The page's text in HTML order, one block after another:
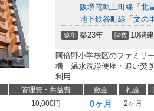
阪堺電軌上町線 「 北
地下鉄谷町線 「 文の
築年 築23年 階数 10階建
阿倍野小学校区のファミリ
機・温水洗浄便座・追い焚
利用...
管理費・共益費 敷金 礼金
10,000円 0ヶ月 2ヶ月